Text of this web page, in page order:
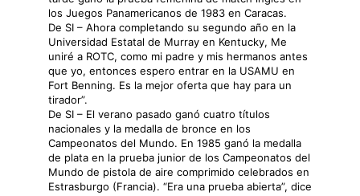
los Juegos Panamericanos de 1983 en Caracas.
De SI – Ahora completando su segundo año en la
Universidad Estatal de Murray en Kentucky, Me
uniré a ROTC, como mi padre y mis hermanos antes
que yo, entonces espero entrar en la USAMU en
Fort Benning. Es la mejor oferta que hay para un
tirador”.
De SI – El verano pasado ganó cuatro títulos
nacionales y la medalla de bronce en los
Campeonatos del Mundo. En 1985 ganó la medalla
de plata en la prueba junior de los Campeonatos del
Mundo de pistola de aire comprimido celebrados en
Estrasburgo (Francia). “Era una prueba abierta”, dice